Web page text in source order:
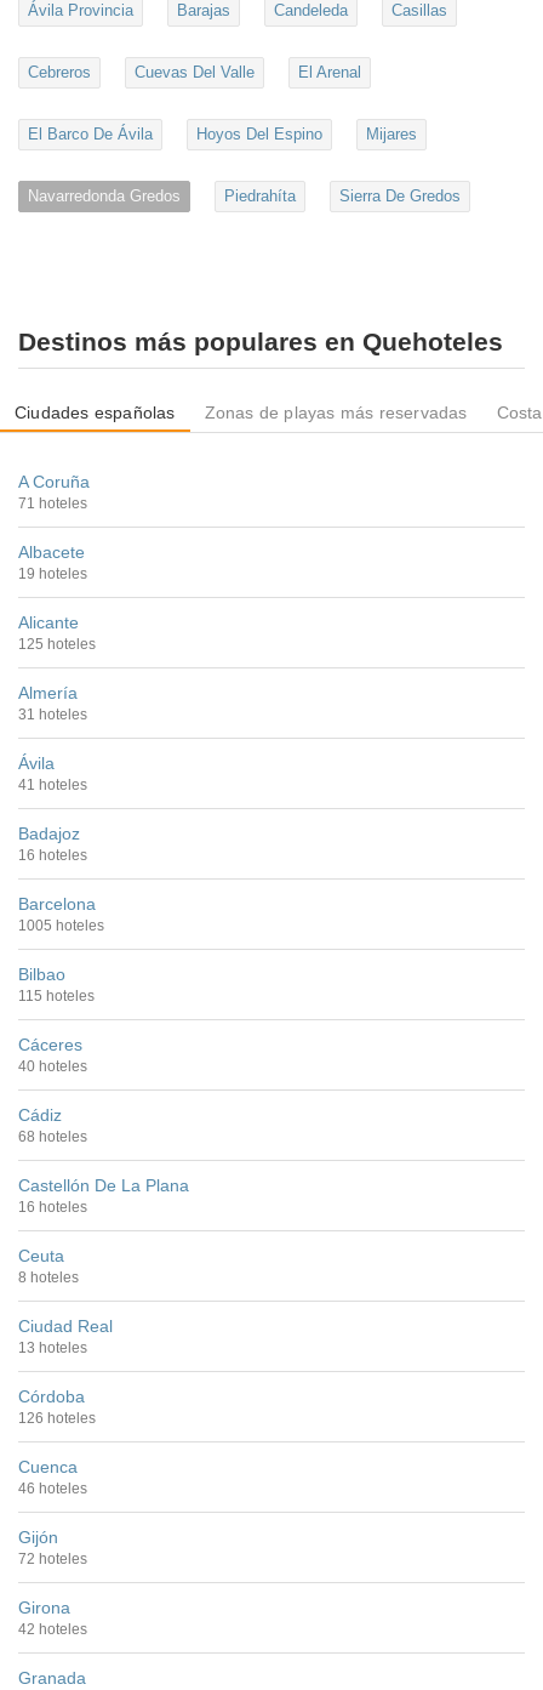
Ávila Provincia Barajas Candeleda Casillas
Cebreros Cuevas Del Valle El Arenal
El Barco De Ávila Hoyos Del Espino Mijares
Navarredonda Gredos Piedrahíta Sierra De Gredos
Destinos más populares en Quehoteles
Ciudades españolas Zonas de playas más reservadas
A Coruña
71 hoteles
Albacete
19 hoteles
Alicante
125 hoteles
Almería
31 hoteles
Ávila
41 hoteles
Badajoz
16 hoteles
Barcelona
1005 hoteles
Bilbao
115 hoteles
Cáceres
40 hoteles
Cádiz
68 hoteles
Castellón De La Plana
16 hoteles
Ceuta
8 hoteles
Ciudad Real
13 hoteles
Córdoba
126 hoteles
Cuenca
46 hoteles
Gijón
72 hoteles
Girona
42 hoteles
Granada